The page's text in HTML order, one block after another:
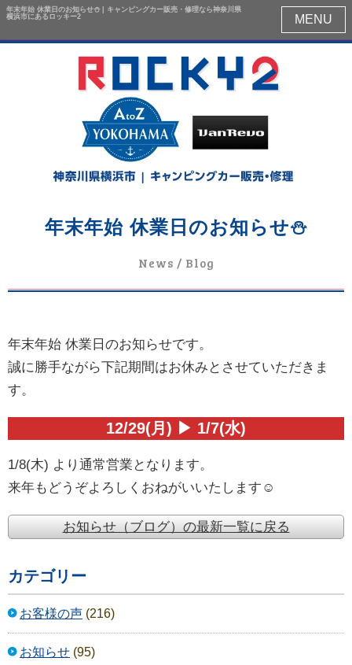
年末年始 休業日のお知らせ⛄ | キャンピングカー販売・修理なら神奈川県
横浜市にあるロッキー2
MENU
年末年始 休業日のお知らせ⛄
News / Blog
年末年始 休業日のお知らせです。
誠に勝手ながら下記期間はお休みとさせていただきま
す。
12/29(月) ▶ 1/7(水)
1/8(木) より通常営業となります。
来年もどうぞよろしくおねがいいたします☺️
お知らせ（ブログ）の最新一覧に戻る
カテゴリー
お客様の声 (216)
お知らせ (95)